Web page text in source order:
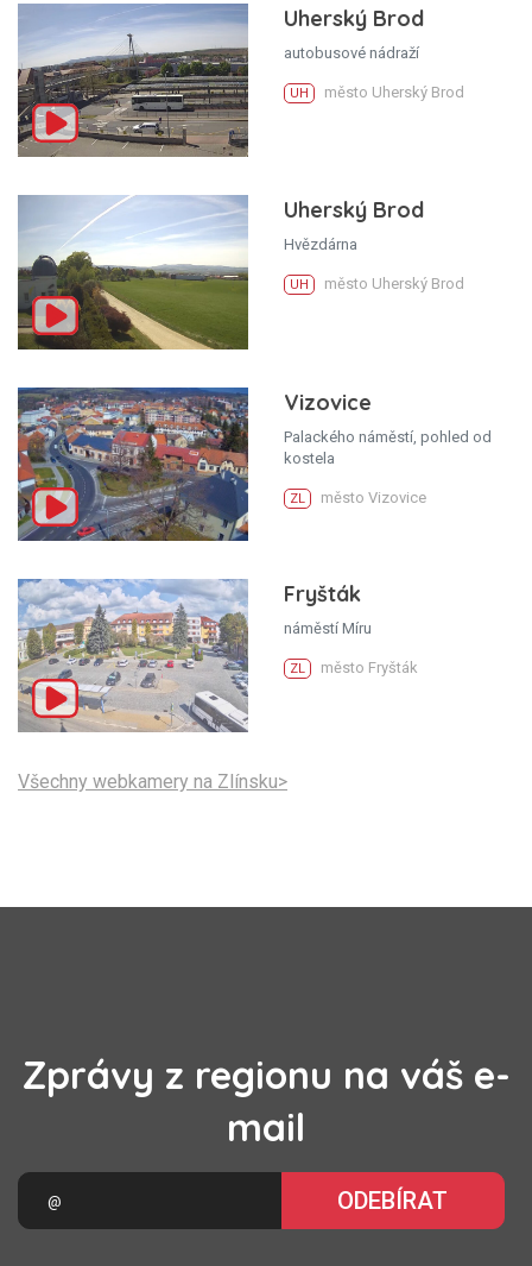
Uherský Brod
autobusové nádraží
UH město Uherský Brod
Uherský Brod
Hvězdárna
UH město Uherský Brod
Vizovice
Palackého náměstí, pohled od
kostela
ZL město Vizovice
Fryšták
náměstí Míru
ZL město Fryšták
Všechny webkamery na Zlínsku>
Zprávy z regionu na váš e-
mail
ODEBÍRAT